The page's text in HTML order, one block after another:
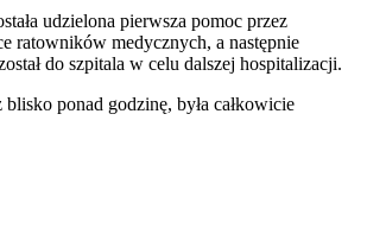
udzielona pierwsza pomoc przez
ratowników medycznych, a następnie
do szpitala w celu dalszej hospitalizacji.
ponad godzinę, była całkowicie